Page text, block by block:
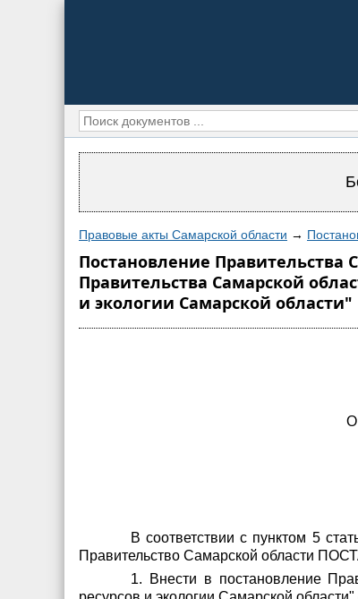
Правовые акты Самарской области →
Постановление Правительства
Правительства Самарской
и экологии Самарской области"
О
В соответствии с пунктом 5
Правительство Самарской области
1. Внести в постановление